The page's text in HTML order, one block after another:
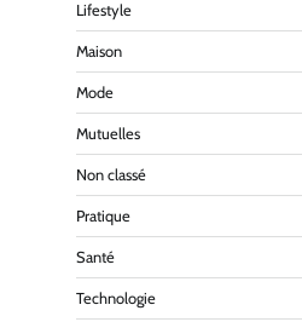
Lifestyle
Maison
Mode
Mutuelles
Non classé
Pratique
Santé
Technologie